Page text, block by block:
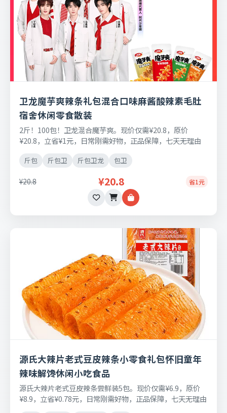
卫龙魔芋爽辣条礼包混合口味麻酱酸辣素毛肚
宿舍休闲零食散装
2斤！100包！卫龙混合魔芋爽。现价仅需¥20.8，原价
¥20.8，立省¥1元，日常刚需好物，正品保障，七天无理由
斤包 斤包卫 斤包卫龙 包卫
¥20.8 ¥20.8 省1元
源氏大辣片老式豆皮辣条小零食礼包怀旧童年
辣味解馋休闲小吃食品
源氏大辣片老式豆皮辣条尝鲜装5包。现价仅需¥6.9，原价
¥8.9，立省¥0.78元，日常刚需好物，正品保障，七天无理由